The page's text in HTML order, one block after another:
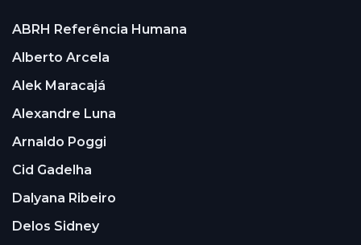
ABRH Referência Humana
Alberto Arcela
Alek Maracajá
Alexandre Luna
Arnaldo Poggi
Cid Gadelha
Dalyana Ribeiro
Delos Sidney